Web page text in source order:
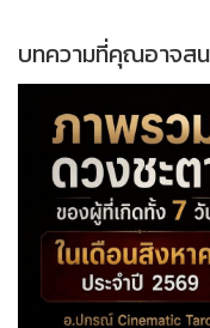
บทความที่คุณอาจส